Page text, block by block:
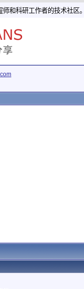
师和科研工作者的技术社区